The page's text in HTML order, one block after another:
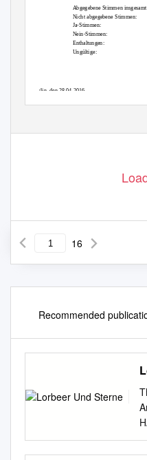
Abgegebene Stimmen
Nicht abgegebene Stimmen:
Ja-Stimmen:
Nein-Stimmen:
Enthaltungen:
Ungültige:
Berlin, den 28.04.2016
16
Recommended